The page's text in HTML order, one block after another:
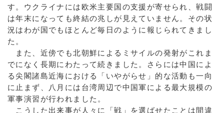
す。ウクライナには欧米主要国の支援が寄せられ、戦闘
は年末になっても終結の兆しが見えていません。その状
況はわが国でもほとんど毎日のように報じられてきまし
た。
また、近傍でも北朝鮮によるミサイルの発射がこれま
でになく長期にわたって続きました。さらには中国によ
る尖閣諸島近海における「いやがらせ」的な活動も一向
に止まず、八月には台湾周辺で中国軍による最大規模の
軍事演習が行われました。
こうした出来事が人々に「戦」を選ばせたことは間違